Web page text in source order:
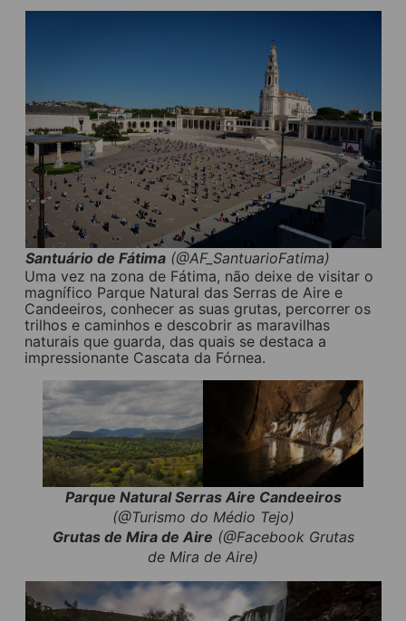
Santuário de Fátima(@AF_SantuarioFatima)
Uma vez na zona de Fátima, não deixe de visitar o
magnífico Parque Natural das Serras de Aire e
Candeeiros, conhecer as suas grutas, percorrer os
trilhos e caminhos e descobrir as maravilhas
naturais que guarda, das quais se destaca a
impressionante Cascata da Fórnea.
Parque Natural Serras Aire Candeeiros
(@Turismo do Médio Tejo)
Grutas de Mira de Aire (@Facebook Grutas
de Mira de Aire)